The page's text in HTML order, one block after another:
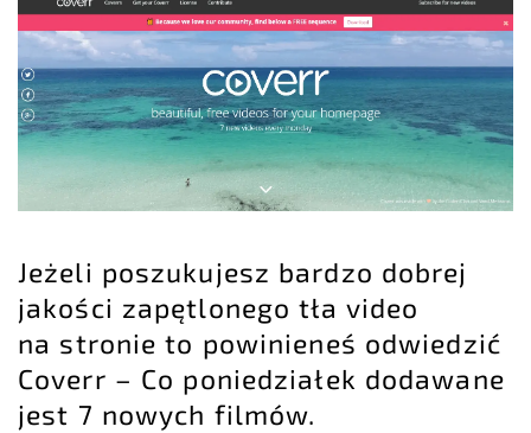
Jeżeli poszukujesz bardzo dobrej
jakości zapętlonego tła video
na stronie to powinieneś odwiedzić
Coverr – Co poniedziałek dodawane
jest 7 nowych filmów.